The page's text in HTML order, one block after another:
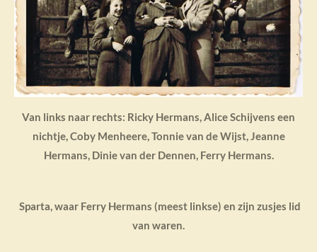
Van links naar rechts: Ricky Hermans, Alice Schijvens een
nichtje, Coby Menheere, Tonnie van de Wijst, Jeanne
Hermans, Dinie van der Dennen, Ferry Hermans.
Sparta, waar Ferry Hermans (meest linkse) en zijn zusjes lid
van waren.